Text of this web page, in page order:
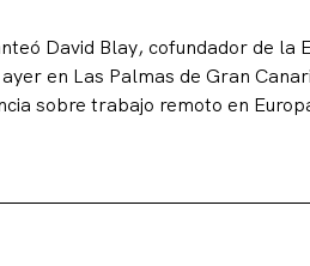
David Blay, cofundador de la
en Las Palmas de Gran
sobre trabajo remoto en